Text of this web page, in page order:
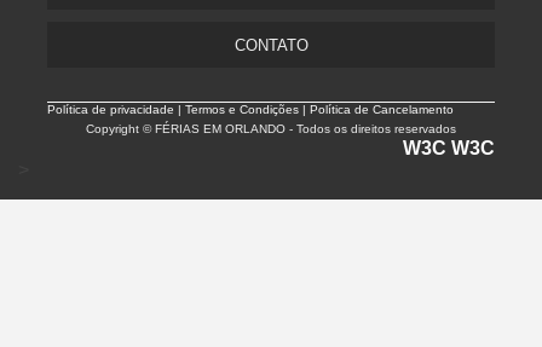
CONTATO
Política de privacidade |Termos e Condições | Política de Cancelamento
Copyright © FÉRIAS EM ORLANDO - Todos os direitos reservados
W3C W3C